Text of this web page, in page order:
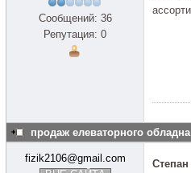
Сообщений: 36
Репутация: 0
продаж елеваторного
fizik2106@gmail.com